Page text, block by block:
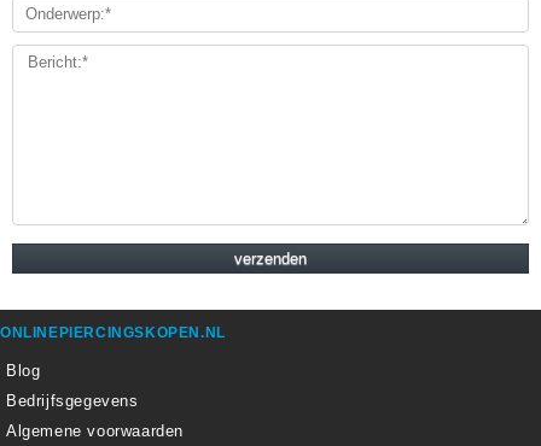
ONLINEPIERCINGSKOPEN.NL
Blog
Bedrijfsgegevens
Algemene voorwaarden